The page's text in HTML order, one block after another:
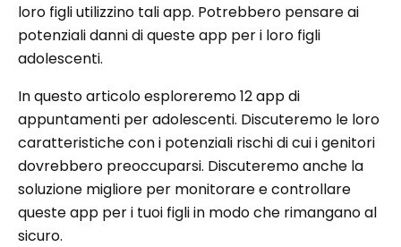
loro figli utilizzino tali app. Potrebbero pensare ai
potenziali danni di queste app per i loro figli
adolescenti.
In questo articolo esploreremo 12 app di
appuntamenti per adolescenti. Discuteremo le loro
caratteristiche con i potenziali rischi di cui i genitori
dovrebbero preoccuparsi. Discuteremo anche la
soluzione migliore per monitorare e controllare
queste app per i tuoi figli in modo che rimangano al
sicuro.